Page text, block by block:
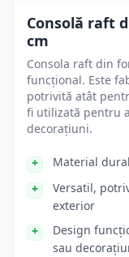
Consolă raft
cm
Consola raft din
funcțional. Este
potrivită atât
fi utilizată pentru
decorațiuni.
Material
Versatil,
exterior
Design
sau